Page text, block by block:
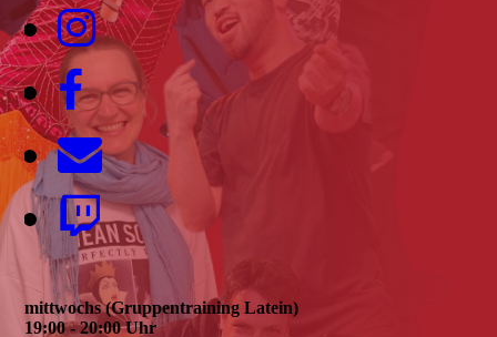
mittwochs (Gruppentraining Latein)
19:00 - 20:00 Uhr